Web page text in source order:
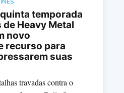
temporada
de Heavy Metal
novo
recurso para
suas
travadas contra o